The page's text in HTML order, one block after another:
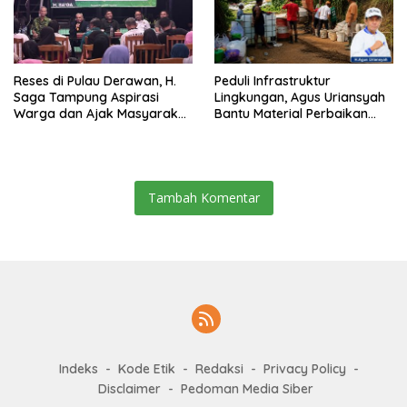
Reses di Pulau Derawan, H.
Saga Tampung Aspirasi
Warga dan Ajak Masyarakat
Peduli Infrastruktur
Lingkungan, Agus Uriansyah
Bantu Material Perbaikan
Tambah Komentar
Indeks Kode Etik Redaksi
Privacy Policy
Disclaimer
Pedoman Media Siber